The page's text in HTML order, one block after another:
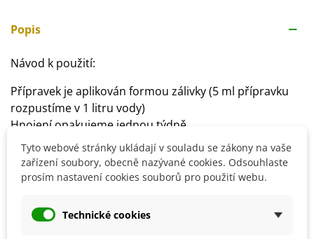
Popis
Návod k použití:
Přípravek je aplikován formou zálivky (5 ml přípravku
rozpustíme v 1 litru vody)
Hnojení opakujeme jednou týdně
Přesné dávkování a způsob použití naleznete na obalu
výrobku
Detaily produktu
Tyto webové stránky ukládají v souladu se zákony na vaše
zařízení soubory, obecně nazývané cookies. Odsouhlaste
prosím nastavení cookies souborů pro použití webu.
Technické cookies